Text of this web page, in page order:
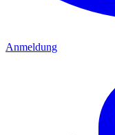
Anmeldung